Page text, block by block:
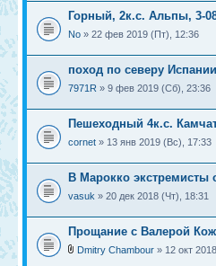
Горный, 2к.с. Альпы, 3-
No » 22 фев 2019 (Пт), 12:36
поход по северу
7971R » 9 фев 2019 (Сб), 23:36
Пешеходный 4к.с.
cornet » 13 янв 2019 (Вс), 17:33
В Марокко экстремисты
vasuk » 20 дек 2018 (Чт), 18:31
Прощание с Валерой
Dmitry Chambour » 12 окт